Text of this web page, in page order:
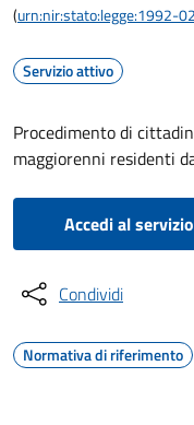
(urn:nir:stato:legge:1992-
Servizio attivo
Procedimento di
maggiorenni residenti
Accedi al servizio
Condividi
Normativa di riferimento